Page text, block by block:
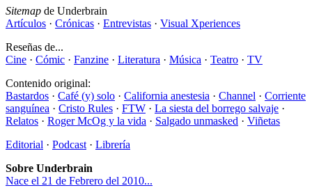
Sitemap de Underbrain
Artículos · Crónicas · Entrevistas · Visual Xperiences
Reseñas de...
Cine · Cómic · Fanzine · Literatura · Música · Teatro · TV
Contenido original:
Bastardos · Café (y) solo · California anestesia · Channel · Corriente
sanguínea · Cristo Rules · FTW · La siesta del borrego salvaje ·
Relatos · Roger McOg y la vida · Salgado unmasked · Viñetas
Editorial · Podcast · Librería
Sobre Underbrain
Nace el 21 de Febrero del 2010...